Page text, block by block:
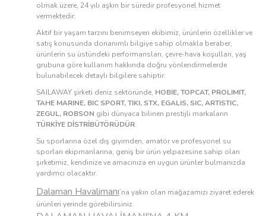
olmak üzere, 24 yılı aşkın bir süredir profesyonel hizmet
vermektedir.
Aktif bir yaşam tarzını benimseyen ekibimiz, ürünlerin özellikler ve
satış konusunda donanımlı bilgiye sahip olmakla beraber,
ürünlerin su üstündeki performansları, çevre-hava koşulları, yaş
grubuna göre kullanım hakkında doğru yönlendirmelerde
bulunabilecek detaylı bilgilere sahiptir.
SAILAWAY şirketi deniz sektöründe, HOBIE, TOPCAT, PROLIMIT,
TAHE MARINE, BIC SPORT, TIKI, STX, EGALIS, SIC, ARTISTIC,
ZEGUL, ROBSON gibi dünyaca bilinen prestijli markaların
TÜRKİYE DİSTRİBÜTÖRÜDÜR.
Su sporlarına özel dış giyimden, amatör ve profesyonel su
sporları ekipmanlarına, geniş bir ürün yelpazesine sahip olan
şirketimiz, kendinize ve amacınıza en uygun ürünler bulmanızda
yardımcı olacaktır.
Dalaman Havalimanı’na yakın olan mağazamızı ziyaret ederek
ürünleri yerinde görebilirsiniz.